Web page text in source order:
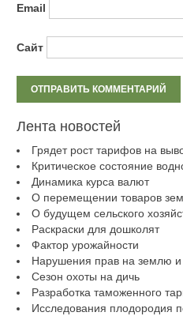
Email
Сайт
Лента новостей
Грядет рост тарифов на
Критическое состояние
Динамика курса валют
О перемещении товаров
О будущем сельского
Раскраски для дошколят
Фактор урожайности
Нарушения прав на землю и
Сезон охоты на дичь
Разработка таможенного
Исследования плодородия